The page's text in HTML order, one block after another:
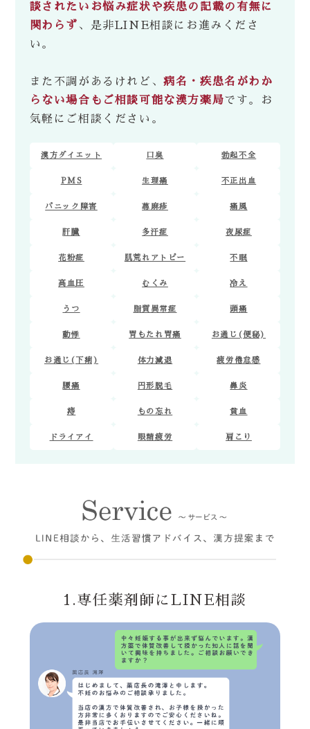
談されたいお悩み症状や疾患の記載の有無に
関わらず、是非LINE相談にお進みくださ
い。
また不調があるけれど、病名・疾患名がわか
らない場合もご相談可能な漢方薬局です。お
気軽にご相談ください。
漢方ダイエット 口臭 勃起不全
PMS 生理痛 不正出血
パニック障害 蕁麻疹 痛風
肝臓 多汗症 夜尿症
花粉症 肌荒れアトピー 不眠
高血圧 むくみ 冷え
うつ 脂質異常症 頭痛
動悸 胃もたれ胃痛 お通じ(便秘)
お通じ(下痢) 体力減退 疲労倦怠感
腰痛 円形脱毛 鼻炎
痔 もの忘れ 貧血
ドライアイ 眼精疲労 肩こり
1.専任薬剤師にLINE相談